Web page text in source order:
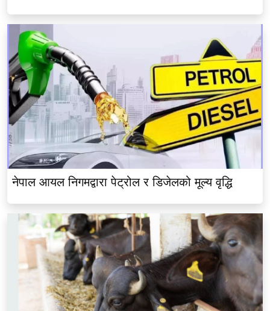
नेपाल आयल निगमद्वारा पेट्रोल र डिजेलको मूल्य वृद्धि